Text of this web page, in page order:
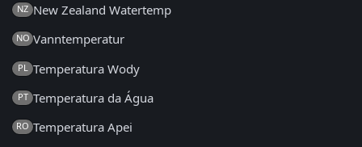
NZ New Zealand Watertemp
NO Vanntemperatur
PL Temperatura Wody
PT Temperatura da Água
RO Temperatura Apei